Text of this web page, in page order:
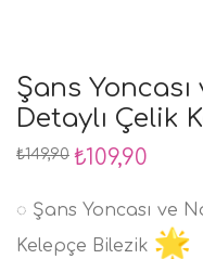
Şans
Detaylı Çelik
₺149,90 Orijinal
fiyat:
₺109,90
₺109,90.
◌ Şans Yoncası ve
Kelepçe Bilezik